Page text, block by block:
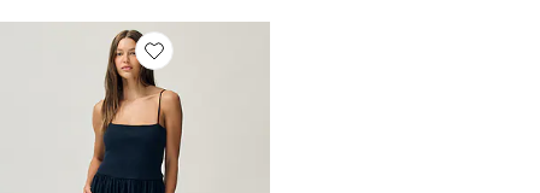
Favorite ROBE THE CAMI RSVP